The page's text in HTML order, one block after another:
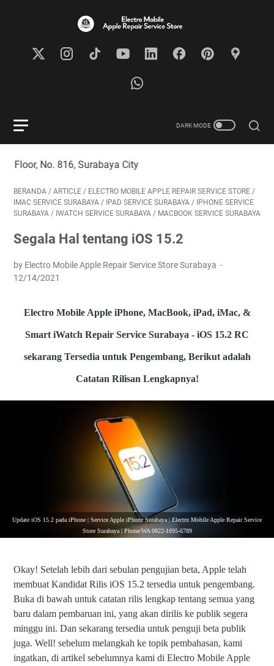
Surabaya City
BERANDA / ARTICLE / ELECTRO MOBILE APPLE REPAIR SERVICE STORE /
IMAC SERVICE SURABAYA / IPAD SERVICE SURABAYA / IPHONE SERVICE
SURABAYA / IWATCH SERVICE SURABAYA / MACBOOK SERVICE SURABAYA
Segala Hal tentang iOS 15.2
by Electro Mobile Apple Repair Service Store Surabaya
12/14/2021
Electro Mobile Apple iPhone, MacBook, iPad, iMac, &
Smart iWatch Repair Service Surabaya - iOS 15.2 RC
sekarang Tersedia untuk Pengembang, Berikut adalah
Catatan Rilisan Lengkapnya!
Update iOS 15.2 pada iPhone | Service Apple iPhone Surabaya | Electro Mobile Apple Repair Service
Store Surabaya | Phone/WA 0822-1695-6789
Okay! Setelah lebih dari sebulan pengujian beta, Apple telah
membuat Kandidat Rilis iOS 15.2 tersedia untuk pengembang.
Buka di bawah untuk catatan rilis lengkap tentang semua yang
baru dalam pembaruan ini, yang akan dirilis ke publik segera
minggu ini. Dan sekarang tersedia untuk penguji beta publik
juga. Well! sebelum melangkah ke topik pembahasan, kami
ingatkan, di artikel sebelumnya kami di Electro Mobile Apple